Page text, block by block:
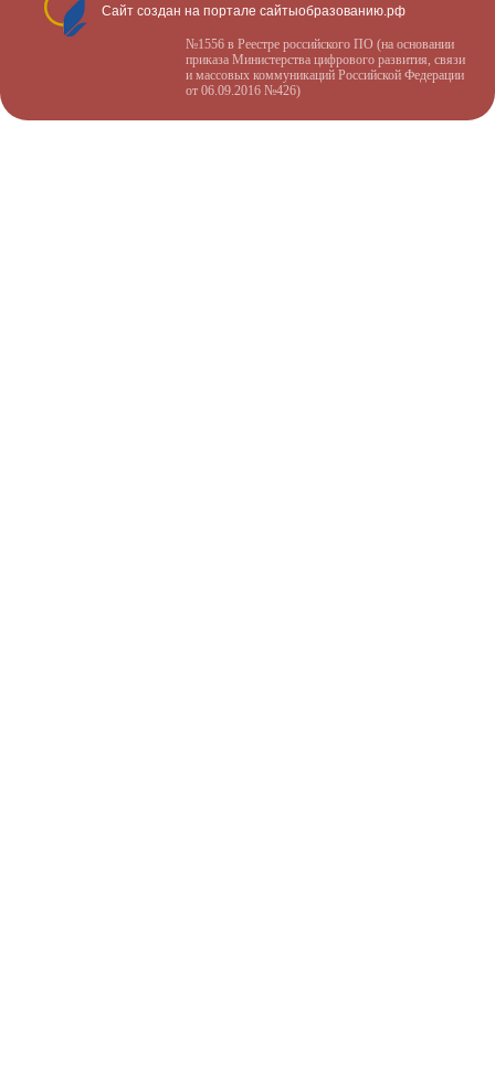
Сайт создан на портале сайтыобразованию.рф
№1556 в Реестре российского ПО (на основании
приказа Министерства цифрового развития, связи
и массовых коммуникаций Российской Федерации
от 06.09.2016 №426)